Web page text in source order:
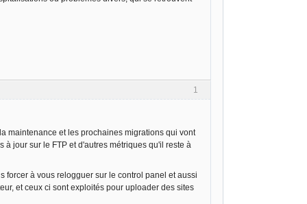
1
maintenance et les prochaines migrations qui vont
jour sur le FTP et d'autres métriques qu'il reste à
forcer à vous relogguer sur le control panel et aussi
et ceux ci sont exploités pour uploader des sites